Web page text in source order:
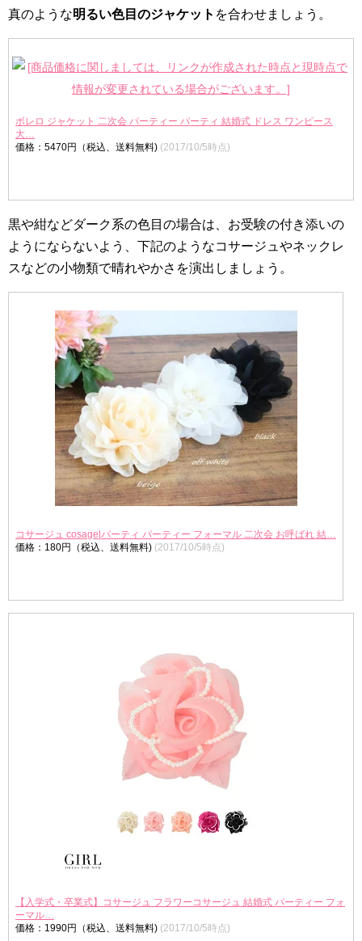
真のような明るい色目のジャケット を合わせましょう。
ボレロ ジャケット 二次会 パーティー パーティ 結婚式 ドレス ワンピース
大…
価格：5470円（税込、送料無料) (2017/10/5時点)
黒や紺などダーク系の色目の場合は、お受験の付き添いの
ようにならないよう、下記のようなコサージュやネックレ
スなどの小物類で晴れやかさを演出しましょう。
コサージュ cosage|パーティ パーティー フォーマル 二次会 お呼ばれ 結…
価格：180円（税込、送料無料) (2017/10/5時点)
【入学式・卒業式】コサージュ フラワーコサージュ 結婚式 パーティー フォ
ーマル…
価格：1990円（税込、送料無料) (2017/10/5時点)